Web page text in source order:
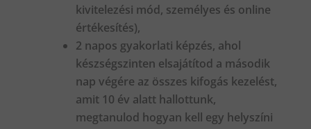
kivitelezési mód, személyes és online
értékesítés),
2 napos gyakorlati képzés, ahol
készségszinten elsajátítod a második
nap végére az összes kifogás kezelést,
amit 10 év alatt hallottunk,
megtanulod hogyan kell egy helyszíni